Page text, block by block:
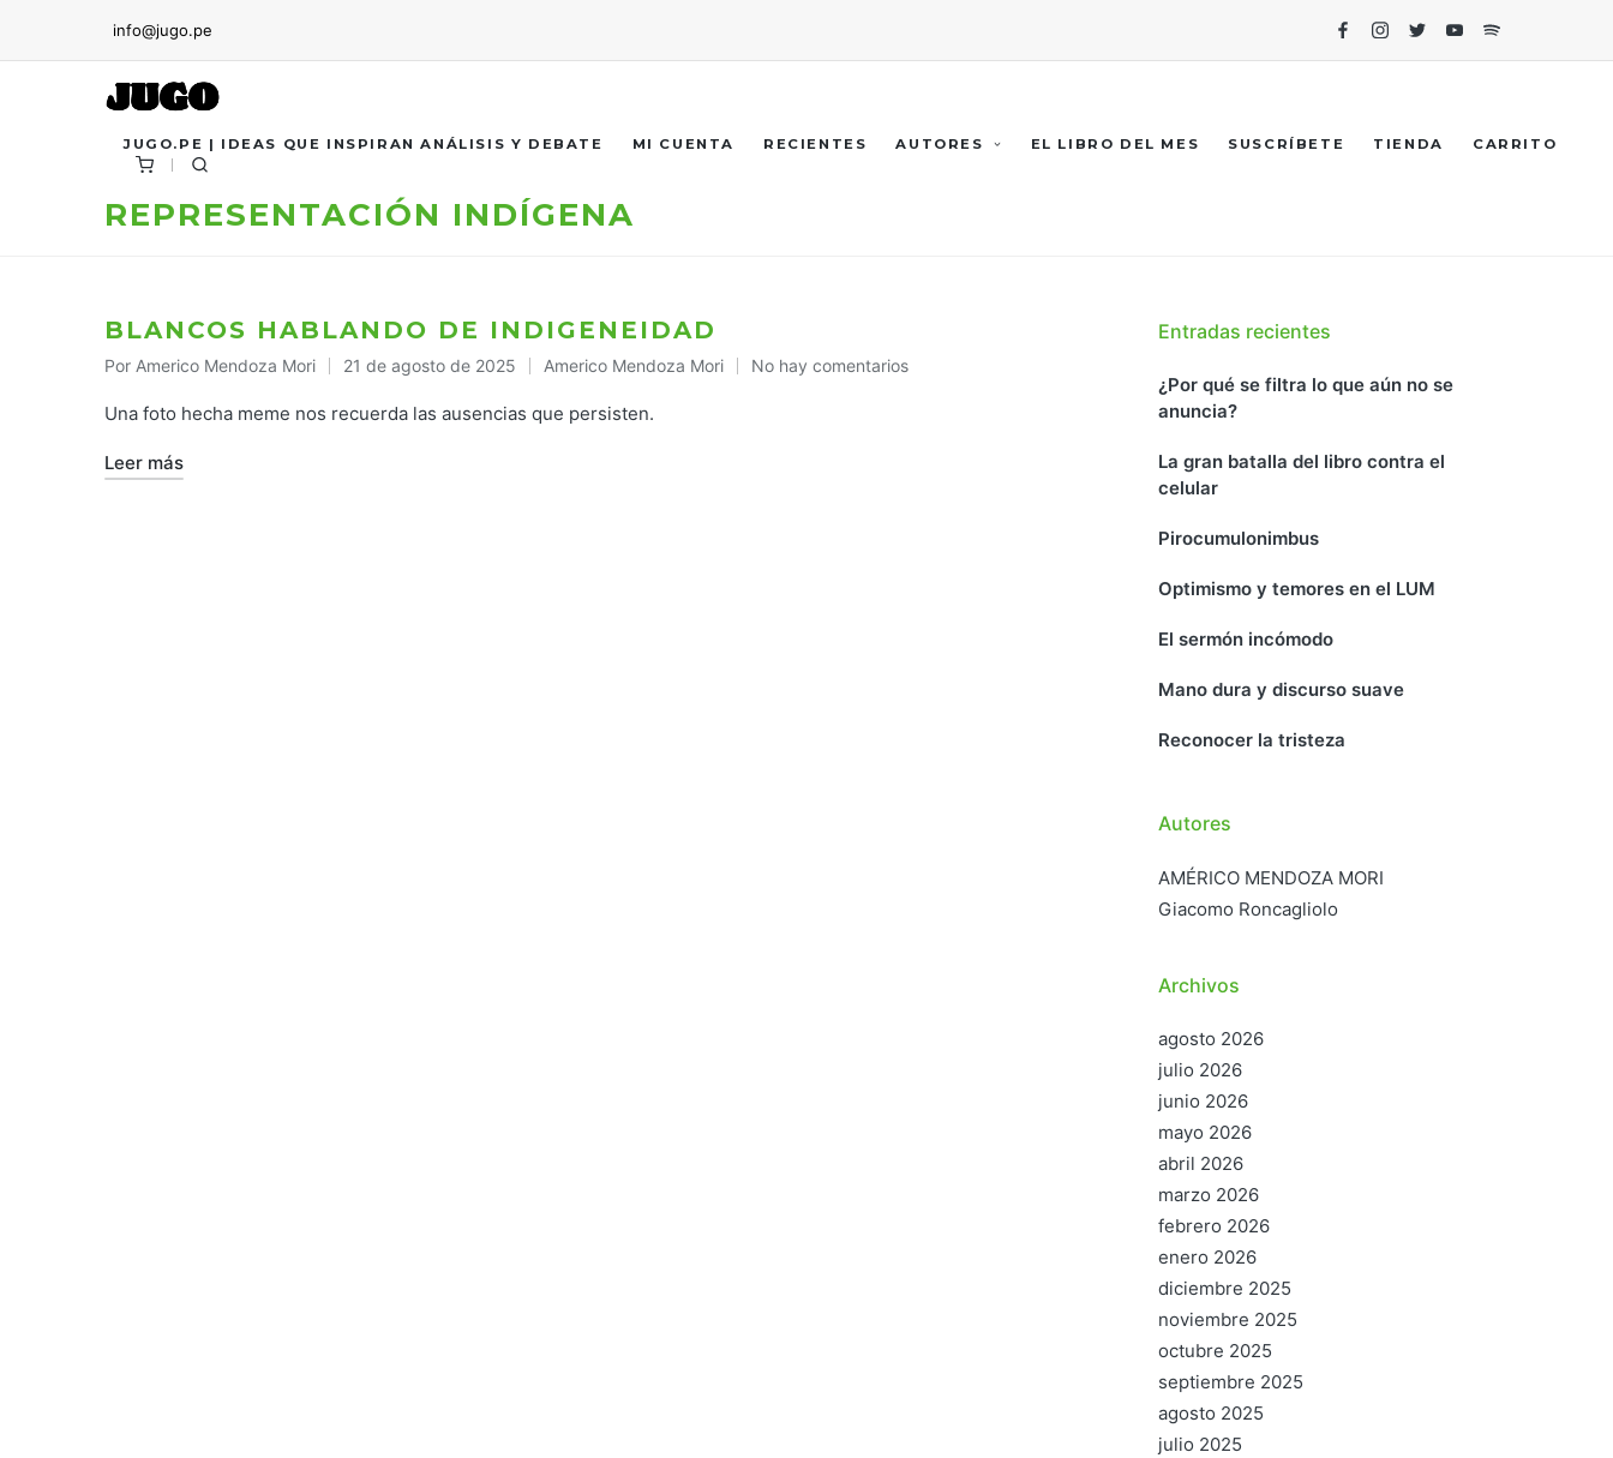
info@jugo.pe
FacebookInstagram
TwitterYoutubeSpotify
JUGO.PE | IDEAS QUE INSPIRAN ANÁLISIS Y DEBATE MI CUENTA RECIENTES AUTORES EL LIBRO DEL MES SUSCRÍBETE TIENDA CARRITO
REPRESENTACIÓN INDÍGENA
BLANCOS HABLANDO DE INDIGENEIDAD
Publicado
por
Por Americo Mendoza Mori 21 de agosto de 2025
Publicado
en
Americo Mendoza Mori No hay comentarios
Una foto hecha meme nos recuerda las ausencias que persisten.
Leer más
Entradas recientes
¿Por qué se filtra lo que aún no se
anuncia?
La gran batalla del libro contra el
celular
Pirocumulonimbus
Optimismo y temores en el LUM
El sermón incómodo
Mano dura y discurso suave
Reconocer la tristeza
Autores
AMÉRICO MENDOZA MORI
Giacomo Roncagliolo
Archivos
agosto 2026
julio 2026
junio 2026
mayo 2026
abril 2026
marzo 2026
febrero 2026
enero 2026
diciembre 2025
noviembre 2025
octubre 2025
septiembre 2025
agosto 2025
julio 2025